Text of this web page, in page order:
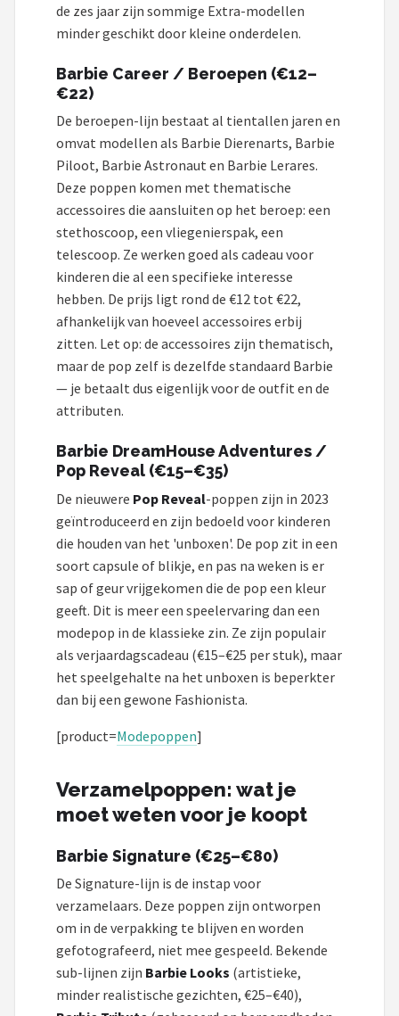
de zes jaar zijn sommige Extra-modellen
minder geschikt door kleine onderdelen.
Barbie Career / Beroepen (€12–
€22)
De beroepen-lijn bestaat al tientallen jaren en
omvat modellen als Barbie Dierenarts, Barbie
Piloot, Barbie Astronaut en Barbie Lerares.
Deze poppen komen met thematische
accessoires die aansluiten op het beroep: een
stethoscoop, een vliegenierspak, een
telescoop. Ze werken goed als cadeau voor
kinderen die al een specifieke interesse
hebben. De prijs ligt rond de €12 tot €22,
afhankelijk van hoeveel accessoires erbij
zitten. Let op: de accessoires zijn thematisch,
maar de pop zelf is dezelfde standaard Barbie
— je betaalt dus eigenlijk voor de outfit en de
attributen.
Barbie DreamHouse Adventures /
Pop Reveal (€15–€35)
De nieuwere Pop Reveal-poppen zijn in 2023
geïntroduceerd en zijn bedoeld voor kinderen
die houden van het 'unboxen'. De pop zit in een
soort capsule of blikje, en pas na weken is er
sap of geur vrijgekomen die de pop een kleur
geeft. Dit is meer een speelervaring dan een
modepop in de klassieke zin. Ze zijn populair
als verjaardagscadeau (€15–€25 per stuk), maar
het speelgehalte na het unboxen is beperkter
dan bij een gewone Fashionista.
[product=Modepoppen]
Verzamelpoppen: wat je
moet weten voor je koopt
Barbie Signature (€25–€80)
De Signature-lijn is de instap voor
verzamelaars. Deze poppen zijn ontworpen
om in de verpakking te blijven en worden
gefotografeerd, niet mee gespeeld. Bekende
sub-lijnen zijn Barbie Looks (artistieke,
minder realistische gezichten, €25–€40),